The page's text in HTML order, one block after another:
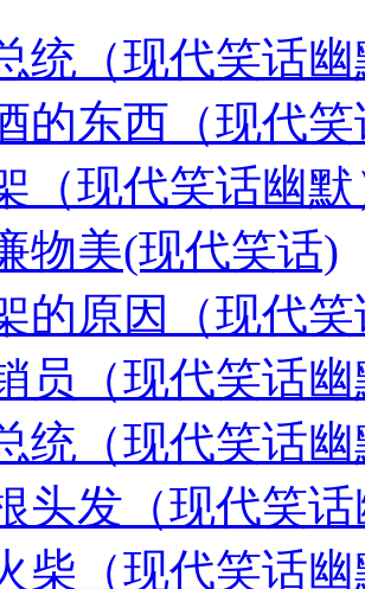
统（现代笑话
的东西（现代
（现代笑话幽默
物美(现代笑话)
的原因（现代
员（现代笑话
统（现代笑话
头发（现代笑
柴（现代笑话